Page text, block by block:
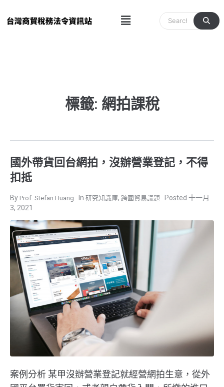
Menu
標籤: 網拍課稅
國外帶貨回台網拍，沒辦營業登記，不得
扣抵
Prof. Stefan Huang 研究知識庫, 跨國貿易議題
十一月
3, 2021
案例分析 某甲沒辦營業登記就經營網拍生意，從外